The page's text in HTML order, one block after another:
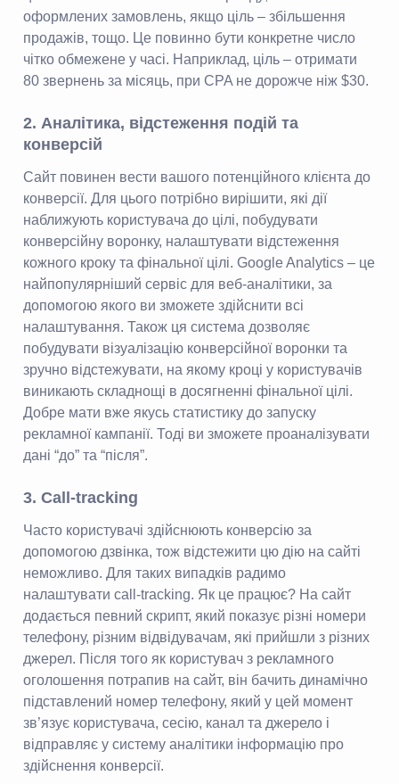
оформлених замовлень, якщо ціль – збільшення
продажів, тощо. Це повинно бути конкретне число
чітко обмежене у часі. Наприклад, ціль – отримати
80 звернень за місяць, при CPA не дорожче ніж $30.
2. Аналітика, відстеження подій та
конверсій
Сайт повинен вести вашого потенційного клієнта до
конверсії. Для цього потрібно вирішити, які дії
наближують користувача до цілі, побудувати
конверсійну воронку, налаштувати відстеження
кожного кроку та фінальної цілі. Google Analytics – це
найпопулярніший сервіс для веб-аналітики, за
допомогою якого ви зможете здійснити всі
налаштування. Також ця система дозволяє
побудувати візуалізацію конверсійної воронки та
зручно відстежувати, на якому кроці у користувачів
виникають складнощі в досягненні фінальної цілі.
Добре мати вже якусь статистику до запуску
рекламної кампанії. Тоді ви зможете проаналізувати
дані “до” та “після”.
3. Call-tracking
Часто користувачі здійснюють конверсію за
допомогою дзвінка, тож відстежити цю дію на сайті
неможливо. Для таких випадків радимо
налаштувати call-tracking. Як це працює? На сайт
додається певний скрипт, який показує різні номери
телефону, різним відвідувачам, які прийшли з різних
джерел. Після того як користувач з рекламного
оголошення потрапив на сайт, він бачить динамічно
підставлений номер телефону, який у цей момент
зв’язує користувача, сесію, канал та джерело і
відправляє у систему аналітики інформацію про
здійснення конверсії.